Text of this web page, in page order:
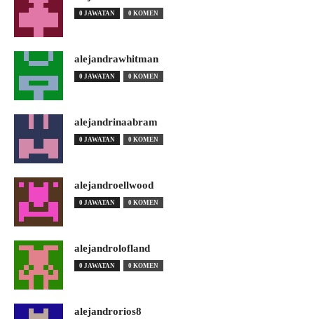
0 JAWATAN 0 KOMEN
alejandrawhitman
0 JAWATAN 0 KOMEN
alejandrinaabram
0 JAWATAN 0 KOMEN
alejandroellwood
0 JAWATAN 0 KOMEN
alejandrolofland
0 JAWATAN 0 KOMEN
alejandrorios8